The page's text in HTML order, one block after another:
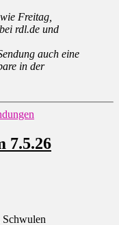
Freitag,
rdl.de und
auch eine
in der
7.5.26
Schwulen